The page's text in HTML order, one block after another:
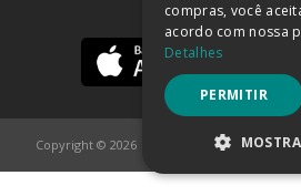
BAIXE NOSSO
Copyright © 2026
compras, você
acordo com nossa
Detalhes
PERMITIR